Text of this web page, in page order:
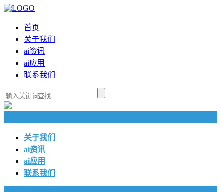
首页
关于我们
ai资讯
ai应用
联系我们
关于我们
ai资讯
ai应用
联系我们